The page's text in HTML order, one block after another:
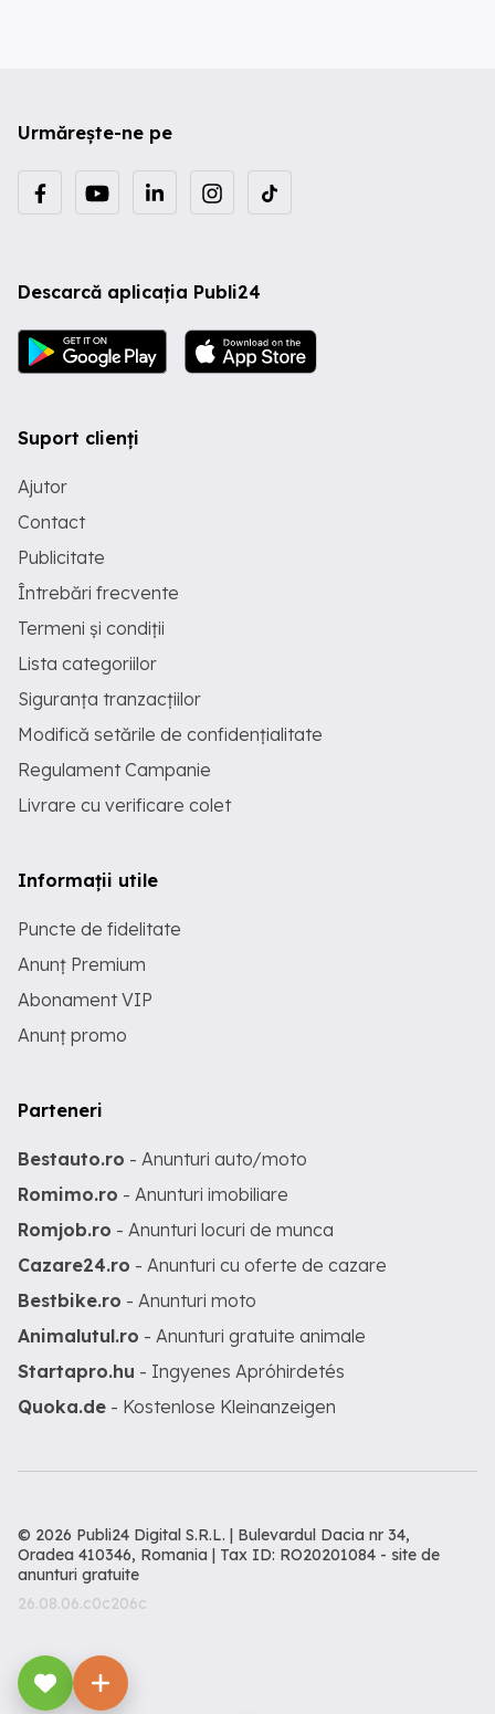
Urmărește-ne pe
Descarcă aplicația Publi24
Suport clienți
Ajutor
Contact
Publicitate
Întrebări frecvente
Termeni și condiții
Lista categoriilor
Siguranța tranzacțiilor
Modifică setările de confidențialitate
Regulament Campanie
Livrare cu verificare colet
Informații utile
Puncte de fidelitate
Anunț Premium
Abonament VIP
Anunț promo
Parteneri
Bestauto.ro - Anunturi auto/moto
Romimo.ro - Anunturi imobiliare
Romjob.ro - Anunturi locuri de munca
Cazare24.ro - Anunturi cu oferte de cazare
Bestbike.ro - Anunturi moto
Animalutul.ro - Anunturi gratuite animale
Startapro.hu - Ingyenes Apróhirdetés
Quoka.de - Kostenlose Kleinanzeigen
© 2026 Publi24 Digital S.R.L. | Bulevardul Dacia nr 34,
Oradea 410346, Romania | Tax ID: RO20201084 - site de
anunturi gratuite
26.08.06.c0c206c